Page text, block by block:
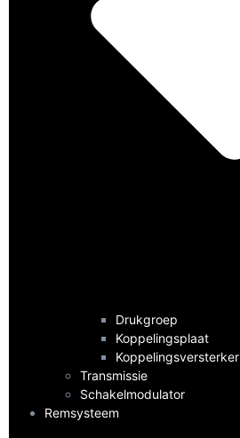
Drukgroep
Koppelingsplaat
Koppelingsversterker
Transmissie
Schakelmodulator
Remsysteem